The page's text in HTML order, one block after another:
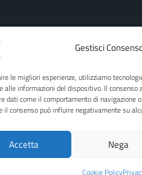
Gestisci
le migliori esperienze, utilizziamo
alle informazioni del dispositivo. Il
dati come il comportamento di navigazione
il consenso può influire negativamente su
Accetta Nega
Cookie Policy
Idea e progetto di